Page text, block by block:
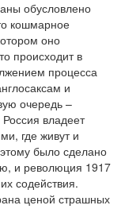
обусловлено
кошмарное
оно
происходит в
процесса
и
очередь –
владеет
где живут и
было сделано
и революция 1917
содействия.
ценой страшных